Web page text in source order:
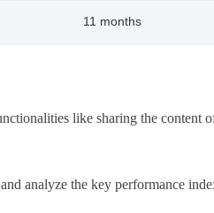
11 months
like sharing the content
analyze the key performance